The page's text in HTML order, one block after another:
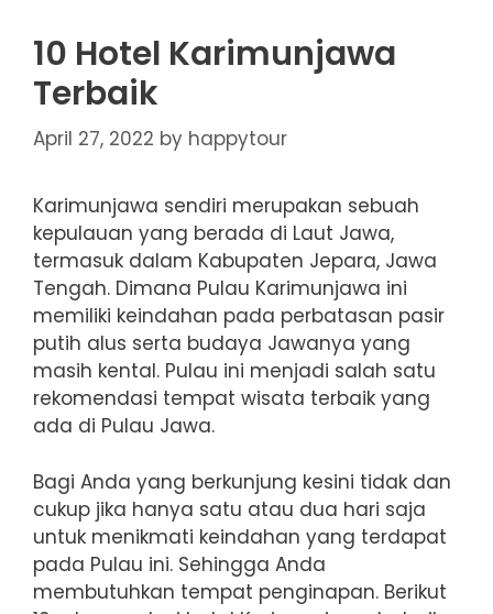
10 Hotel Karimunjawa
Terbaik
April 27, 2022 by happytour
Karimunjawa sendiri merupakan sebuah
kepulauan yang berada di Laut Jawa,
termasuk dalam Kabupaten Jepara, Jawa
Tengah. Dimana Pulau Karimunjawa ini
memiliki keindahan pada perbatasan pasir
putih alus serta budaya Jawanya yang
masih kental. Pulau ini menjadi salah satu
rekomendasi tempat wisata terbaik yang
ada di Pulau Jawa.
Bagi Anda yang berkunjung kesini tidak dan
cukup jika hanya satu atau dua hari saja
untuk menikmati keindahan yang terdapat
pada Pulau ini. Sehingga Anda
membutuhkan tempat penginapan. Berikut